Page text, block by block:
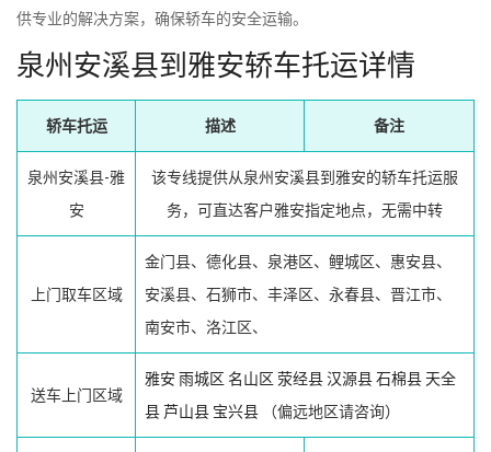
供专业的解决方案，确保轿车的安全运输。
泉州安溪县到雅安轿车托运详情
轿车托运 描述 备注
泉州安溪县-雅
安
该专线提供从泉州安溪县到雅安的轿车托运服
务，可直达客户雅安指定地点，无需中转
上门取车区域
金门县、德化县、泉港区、鲤城区、惠安县、
安溪县、石狮市、丰泽区、永春县、晋江市、
南安市、洛江区、
送车上门区域
雅安 雨城区 名山区 荥经县汉源县石棉县 天全
县芦山县 宝兴县 （偏远地区请咨询）